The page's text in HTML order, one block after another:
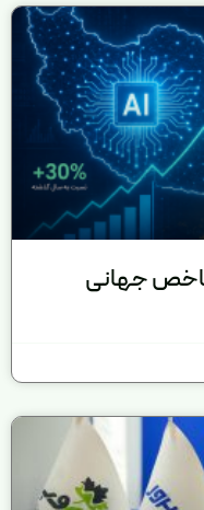
شاخص جهانی